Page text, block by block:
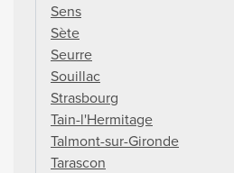
Sens
Sète
Seurre
Souillac
Strasbourg
Tain-l'Hermitage
Talmont-sur-Gironde
Tarascon